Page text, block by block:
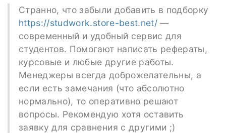
Странно, что забыли добавить в подборку
https://studwork.store-best.net/ —
современный и удобный сервис для
студентов. Помогают написать рефераты,
курсовые и любые другие работы.
Менеджеры всегда доброжелательны, а
если есть замечания (что абсолютно
нормально), то оперативно решают
вопросы. Рекомендую хотя оставить
заявку для сравнения с другими ;)